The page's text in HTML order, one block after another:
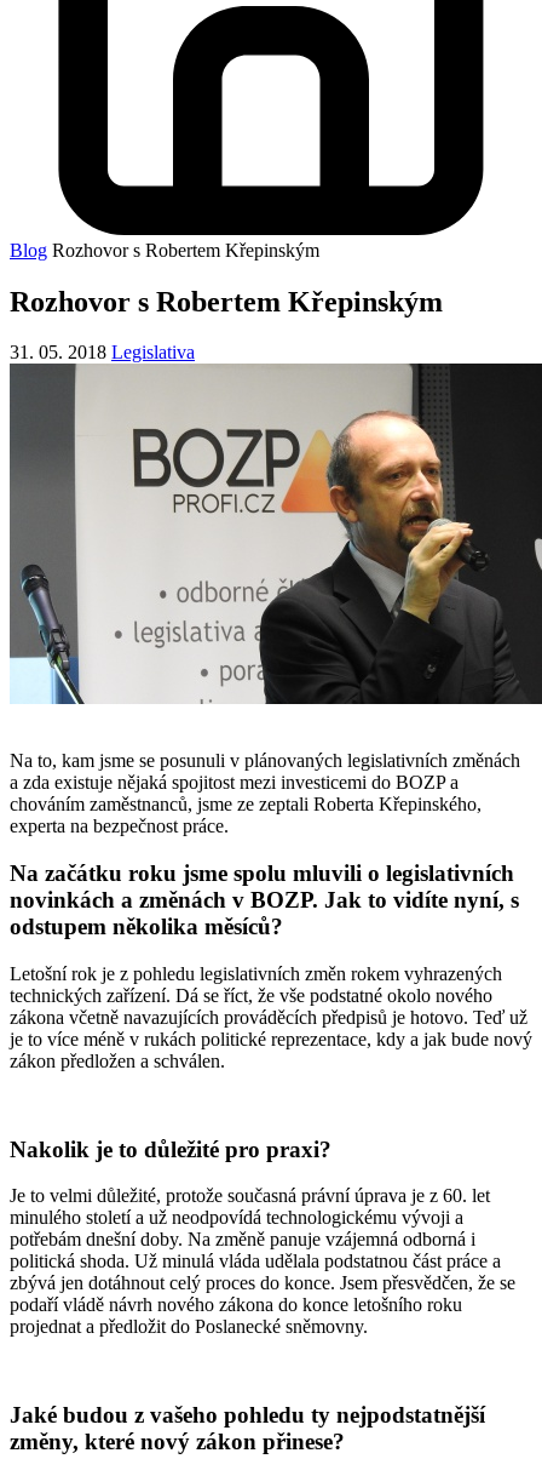
Blog Rozhovor s Robertem Křepinským
Rozhovor s Robertem Křepinským
31. 05. 2018 Legislativa
Na to, kam jsme se posunuli v plánovaných legislativních změnách
a zda existuje nějaká spojitost mezi investicemi do BOZP a
chováním zaměstnanců, jsme ze zeptali Roberta Křepinského,
experta na bezpečnost práce.
Na začátku roku jsme spolu mluvili o legislativních
novinkách a změnách v BOZP. Jak to vidíte nyní, s
odstupem několika měsíců?
Letošní rok je z pohledu legislativních změn rokem vyhrazených
technických zařízení. Dá se říct, že vše podstatné okolo nového
zákona včetně navazujících prováděcích předpisů je hotovo. Teď už
je to více méně v rukách politické reprezentace, kdy a jak bude nový
zákon předložen a schválen.
Nakolik je to důležité pro praxi?
Je to velmi důležité, protože současná právní úprava je z 60. let
minulého století a už neodpovídá technologickému vývoji a
potřebám dnešní doby. Na změně panuje vzájemná odborná i
politická shoda. Už minulá vláda udělala podstatnou část práce a
zbývá jen dotáhnout celý proces do konce. Jsem přesvědčen, že se
podaří vládě návrh nového zákona do konce letošního roku
projednat a předložit do Poslanecké sněmovny.
Jaké budou z vašeho pohledu ty nejpodstatnější
změny, které nový zákon přinese?